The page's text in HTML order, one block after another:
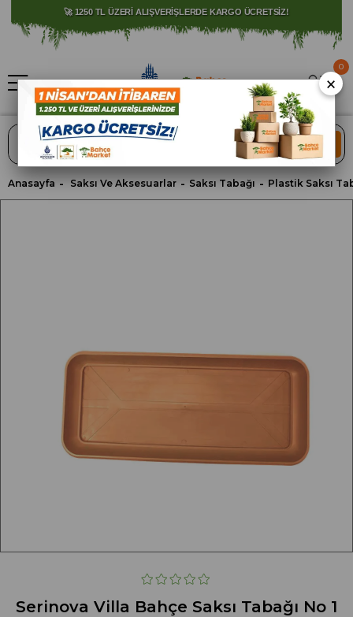
🚀 1250 TL ÜZERİ ALIŞVERİŞLERDE KARGO ÜCRETSİZ!
⚠️ SATIŞLARIMIZ YALNIZCA İSTANBUL İLİ İLE SINIRLIDIR.
ARA
0
Anasayfa Saksı Ve Aksesuarlar Saksı Tabağı Plastik Saksı
Serinova Villa Bahçe Saksı Tabağı No 1
×